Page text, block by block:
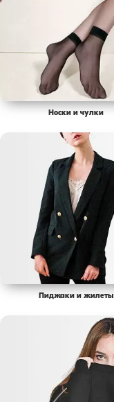
Носки и чулки
Пиджаки и жилеты